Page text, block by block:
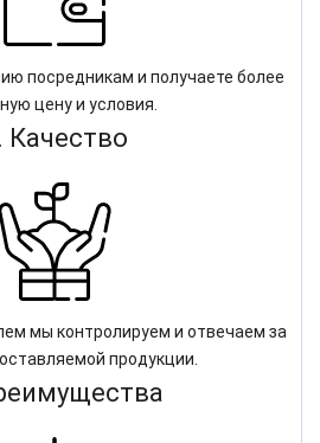
посредникам и получаете более
цену и условия.
Качество
мы контролируем и отвечаем за
продукции.